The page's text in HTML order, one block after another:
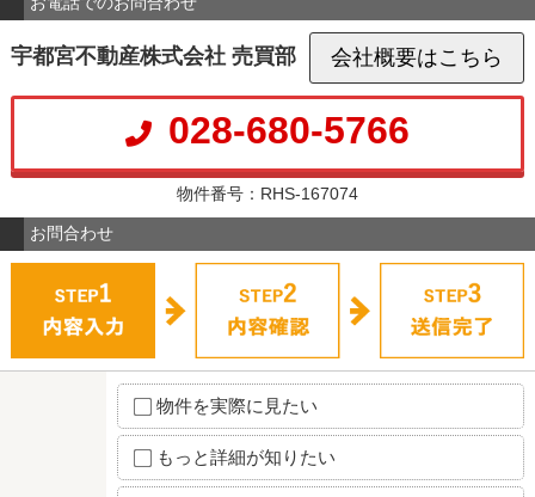
宇都宮不動産株式会社 売買部 会社概要はこちら
028-680-5766
物件番号：RHS-167074
お問合わせ
物件を実際に見たい
もっと詳細が知りたい